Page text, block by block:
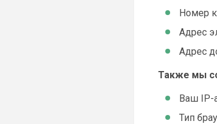
Номер
Адрес
Адрес
Также мы
Ваш IP-
Тип